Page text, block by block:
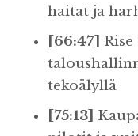
haitat ja
[66:47]
tekoälyllä
[75:13]